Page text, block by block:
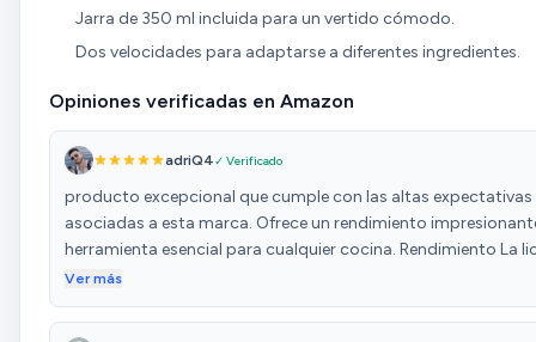
Jarra de 350 ml incluida para un vertido cómodo.
Dos velocidades para adaptarse a diferentes ingredientes.
Opiniones verificadas en Amazon
adriQ4✓ Verificado
producto excepcional que cumple con las altas expectativas
asociadas a esta marca. Ofrece un rendimiento
herramienta esencial para cualquier cocina. Rendimiento La
Cecotec ofrece un rendimiento impresionante. Su potente
produciendo jugos y batidos suaves y bien mezclados.
Ver más